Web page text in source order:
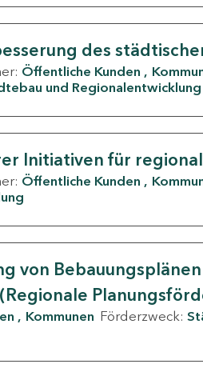
des
Öffentliche Kunden
und Regionalentwicklung
Initiativen für
Öffentliche Kunden
von
Kommunen Förderzweck: